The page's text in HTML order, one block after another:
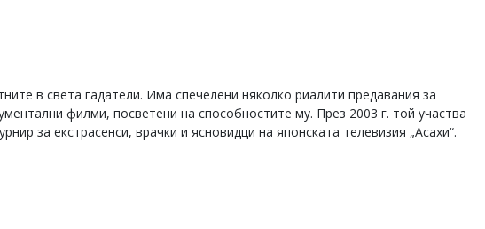
в света гадатели. Има спечелени няколко риалити предавания за
филми, посветени на способностите му. През 2003 г. той участва
за екстрасенси, врачки и ясновидци на японската телевизия „Асахи“.